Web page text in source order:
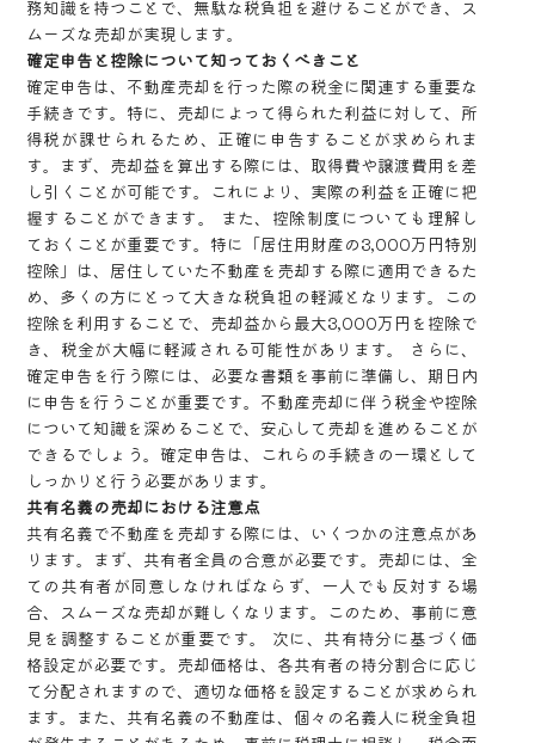
務知識を持つことで、無駄な税負担を避けることができ、ス
ムーズな売却が実現します。
確定申告と控除について知っておくべきこと
確定申告は、不動産売却を行った際の税金に関連する重要な
手続きです。特に、売却によって得られた利益に対して、所
得税が課せられるため、正確に申告することが求められま
す。まず、売却益を算出する際には、取得費や譲渡費用を差
し引くことが可能です。これにより、実際の利益を正確に把
握することができます。 また、控除制度についても理解し
ておくことが重要です。特に「居住用財産の3,000万円特別
控除」は、居住していた不動産を売却する際に適用できるた
め、多くの方にとって大きな税負担の軽減となります。この
控除を利用することで、売却益から最大3,000万円を控除で
き、税金が大幅に軽減される可能性があります。 さらに、
確定申告を行う際には、必要な書類を事前に準備し、期日内
に申告を行うことが重要です。不動産売却に伴う税金や控除
について知識を深めることで、安心して売却を進めることが
できるでしょう。確定申告は、これらの手続きの一環として
しっかりと行う必要があります。
共有名義の売却における注意点
共有名義で不動産を売却する際には、いくつかの注意点があ
ります。まず、共有者全員の合意が必要です。売却には、全
ての共有者が同意しなければならず、一人でも反対する場
合、スムーズな売却が難しくなります。このため、事前に意
見を調整することが重要です。 次に、共有持分に基づく価
格設定が必要です。売却価格は、各共有者の持分割合に応じ
て分配されますので、適切な価格を設定することが求められ
ます。また、共有名義の不動産は、個々の名義人に税金負担